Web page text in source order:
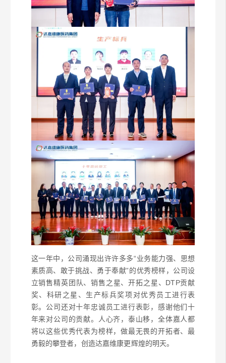
这一年中，公司涌现出许许多多“业务能力强、思想
素质高、敢于挑战、勇于奉献”的优秀榜样，公司设
立销售精英团队、销售之星、开拓之星、DTP贡献
奖、科研之星、生产标兵奖项对优秀员工进行表
彰。公司还对十年忠诚员工进行表彰，感谢他们十
年来对公司的贡献。人心齐，泰山移，全体嘉人都
将以这些优秀代表为榜样，做最无畏的开拓者、最
勇毅的攀登者，创造达嘉维康更辉煌的明天。